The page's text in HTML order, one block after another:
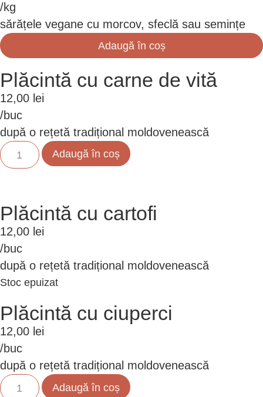
/kg
sărățele vegane cu morcov, sfeclă sau semințe
Adaugă în coș
Plăcintă cu carne de vită
12,00 lei
/buc
după o rețetă tradițional moldovenească
Adaugă în coș
Plăcintă cu cartofi
12,00 lei
/buc
după o rețetă tradițional moldovenească
Stoc epuizat
Plăcintă cu ciuperci
12,00 lei
/buc
după o rețetă tradițional moldovenească
Adaugă în coș